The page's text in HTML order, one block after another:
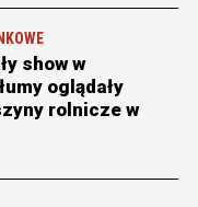
show w
oglądały
rolnicze w